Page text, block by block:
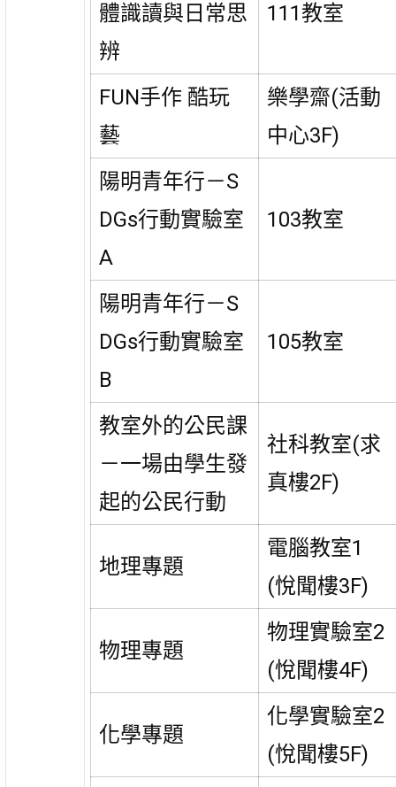
體識讀與日常思
辨
111教室
FUN手作 酷玩
藝
樂學齋(活動
中心3F)
陽明青年行－S
DGs行動實驗室
A
103教室
陽明青年行－S
DGs行動實驗室
B
105教室
教室外的公民課
－一場由學生發
起的公民行動
社科教室(求
真樓2F)
地理專題
電腦教室1
(悅聞樓3F)
物理專題
物理實驗室2
(悅聞樓4F)
化學專題
化學實驗室2
(悅聞樓5F)